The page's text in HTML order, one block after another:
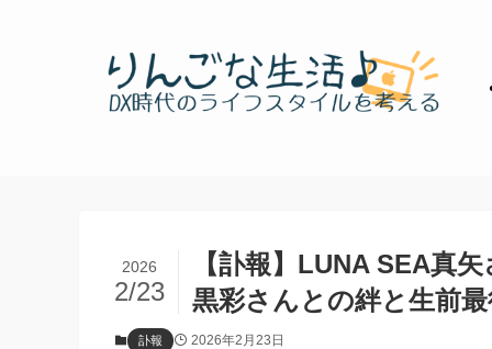
【訃報】LUNA SEA真
黒彩さんとの絆と生前
2026
2/23
訃報 2026年2月23日